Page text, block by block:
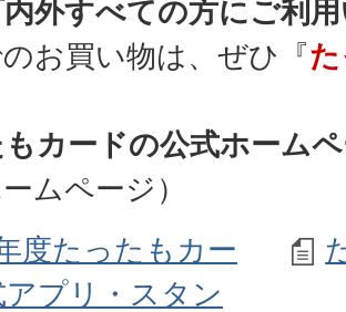
外すべての方にご利
お買い物は、ぜひ『
カードの公式ホーム
ムページ）
度たったもカー
アプリ・スタン